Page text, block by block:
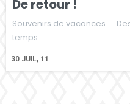
De retour !
30 JUIL, 11
Souvenirs de vacances ....
temps…